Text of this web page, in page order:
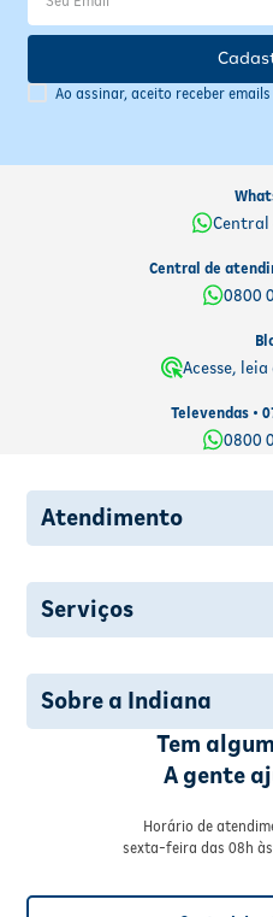
Ao assinar, aceito receber
Central
Central de
0800
Acesse,
Televendas •
0800
Atendimento
Serviços
Sobre a Indiana
Tem
A gente
Horário de
sexta-feira das 08h